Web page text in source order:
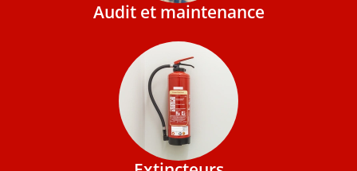
Audit et maintenance